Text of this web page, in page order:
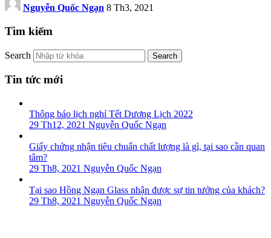
Nguyễn Quốc Ngạn 8 Th3, 2021
Tìm kiếm
Search
Tin tức mới
Thông báo lịch nghỉ Tết Dương Lịch 2022
29 Th12, 2021 Nguyễn Quốc Ngạn
Giấy chứng nhận tiêu chuẩn chất lượng là gì, tại sao cần quan
tâm?
29 Th8, 2021 Nguyễn Quốc Ngạn
Tại sao Hồng Ngạn Glass nhận được sự tin tưởng của khách?
29 Th8, 2021 Nguyễn Quốc Ngạn